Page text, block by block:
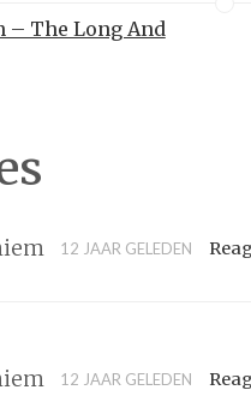
The Long And
12 JAAR GELEDEN
12 JAAR GELEDEN